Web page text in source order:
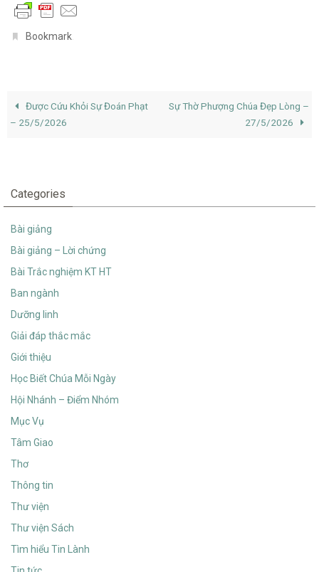
Bookmark.
Được Cứu Khỏi Sự Đoán Phạt
– 25/5/2026
Sự Thờ Phượng Chúa Đẹp Lòng –
27/5/2026
Categories
Bài giảng
Bài giảng – Lời chứng
Bài Trắc nghiệm KT HT
Ban ngành
Dưỡng linh
Giải đáp thắc mắc
Giới thiệu
Học Biết Chúa Mỗi Ngày
Hội Nhánh – Điểm Nhóm
Mục Vụ
Tâm Giao
Thơ
Thông tin
Thư viện
Thư viện Sách
Tìm hiểu Tin Lành